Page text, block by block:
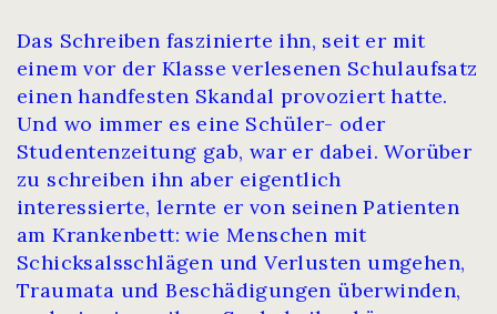
Das Schreiben faszinierte ihn, seit er mit
einem vor der Klasse verlesenen Schulaufsatz
einen handfesten Skandal provoziert hatte.
Und wo immer es eine Schüler- oder
Studentenzeitung gab, war er dabei. Worüber
zu schreiben ihn aber eigentlich
interessierte, lernte er von seinen Patienten
am Krankenbett: wie Menschen mit
Schicksalsschlägen und Verlusten umgehen,
Traumata und Beschädigungen überwinden,